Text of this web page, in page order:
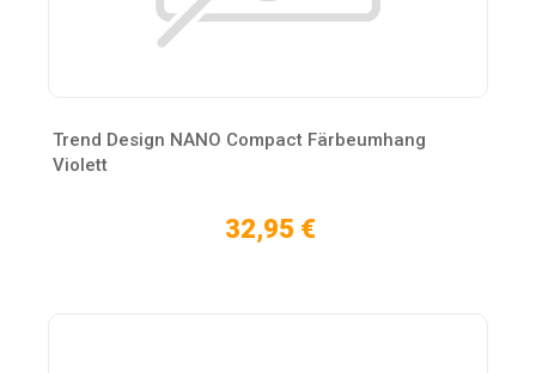
Trend Design NANO Compact Färbeumhang
Violett
32,95 €